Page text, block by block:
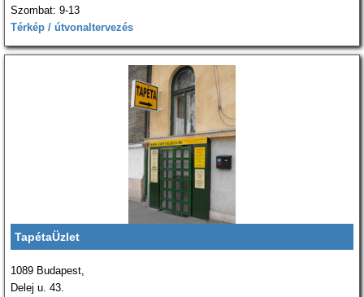
Szombat: 9-13
Térkép / útvonaltervezés
TapétaÜzlet
1089 Budapest,
Delej u. 43.